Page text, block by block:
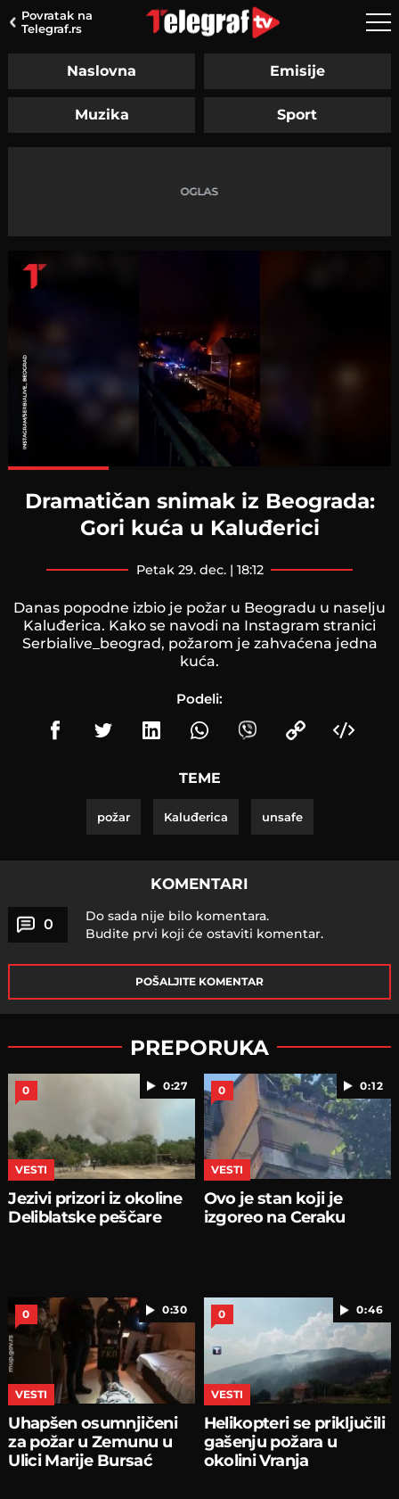
Povratak na
Telegraf.rs
Naslovna Emisije
Muzika Sport
Dramatičan snimak iz Beograda:
Gori kuća u Kaluđerici
petak 29. dec. | 18:12
Danas popodne izbio je požar u Beogradu u naselju
Kaluđerica. Kako se navodi na Instagram stranici
Serbialive_beograd, požarom je zahvaćena jedna
kuća.
Podeli:
TEME
požar Kaluđerica unsafe
KOMENTARI
0
Do sada nije bilo komentara.
Budite prvi koji će ostaviti komentar.
POŠALJITE KOMENTAR
PREPORUKA
0:27
0
VESTI
Jezivi prizori iz okoline
Deliblatske peščare
0:12
0
VESTI
Ovo je stan koji je
izgoreo na Ceraku
0:30
0
VESTI
Uhapšen osumnjičeni
za požar u Zemunu u
Ulici Marije Bursać
0:46
0
VESTI
Helikopteri se priključili
gašenju požara u
okolini Vranja